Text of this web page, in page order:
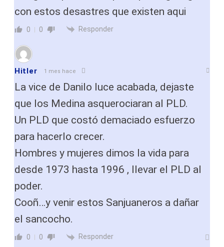
con estos desastres que existen aqui
0 0 Responder
Hitler 1 mes hace
La vice de Danilo luce acabada, dejaste
que los Medina asquerociaran al PLD.
Un PLD que costó demaciado esfuerzo
para hacerlo crecer.
Hombres y mujeres dimos la vida para
desde 1973 hasta 1996 , llevar el PLD al
poder.
Cooñ…y venir estos Sanjuaneros a dañar
el sancocho.
0 0 Responder